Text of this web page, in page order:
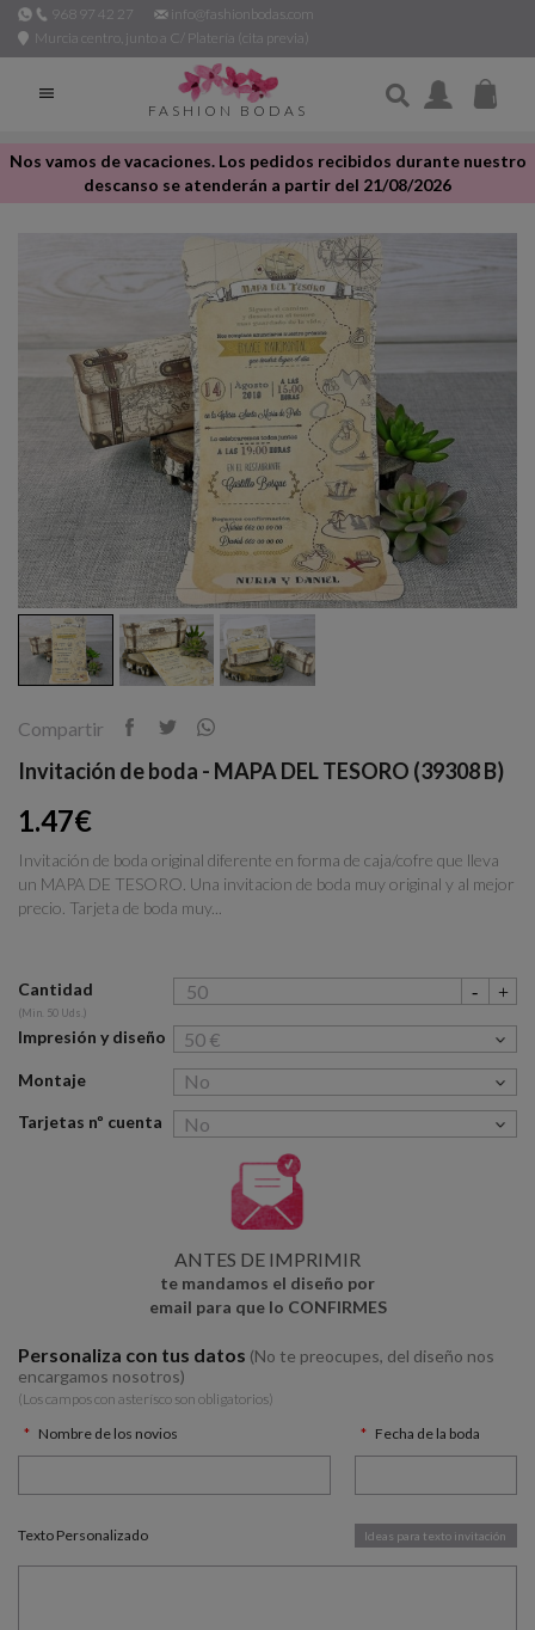
968 97 42 27
info@fashionbodas.com
Murcia centro, junto a C/ Platería (cita previa)

FASHION BODAS
Nos vamos de vacaciones. Los pedidos recibidos durante nuestro
descanso se atenderán a partir del 21/08/2026
Compartir
Invitación de boda - MAPA DEL TESORO (39308 B)
1.47€
Invitación de boda original diferente en forma de caja/cofre que lleva
un MAPA DE TESORO. Una invitacion de boda muy original y al mejor
precio. Tarjeta de boda muy...
Cantidad
(Min. 50 Uds.)
Impresión y diseño
Montaje
Tarjetas nº cuenta
ANTES DE IMPRIMIR
te mandamos el diseño por
email para que lo CONFIRMES
Personaliza con tus datos (No te preocupes, del diseño nos
encargamos nosotros)
(Los campos con asterísco son obligatorios)
Nombre de los novios
Fecha de la boda
Texto Personalizado Ideas para texto invitación